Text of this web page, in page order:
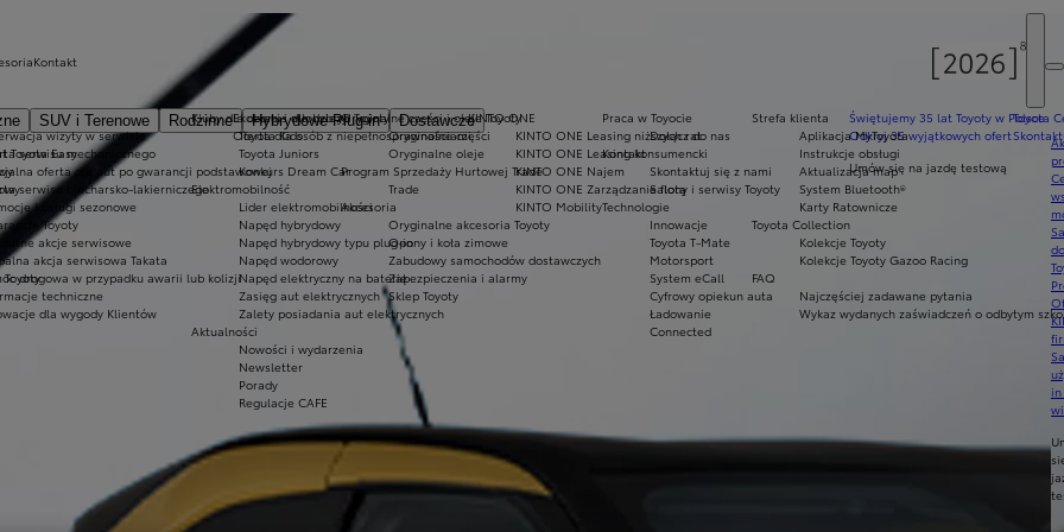
SUV i Terenowe Rodzinne Hybrydowe Plug-in
Dostawcze
Ekobonus dla hybryd Toyoty
Oferta dla osób z niepełnosprawnościami
Świętujemy 35 lat Toyoty w Polsce
Odkryj 35 wyjątkowych ofert
Umów się na jazdę testową
Toyoty
Kluby dla dzieci i młodzieży
Toyota Kids
Toyota Juniors
Konkurs Dream Car
Elektromobilność
Lider elektromobilności
Napęd hybrydowy
Napęd hybrydowy typu plug-in
Napęd wodorowy
Napęd elektryczny na baterię
Zasięg aut elektrycznych
Zalety posiadania aut elektrycznych
Aktualności
Nowości i wydarzenia
Newsletter
Porady
Regulacje CAFE
Praca w Toyocie
Dołącz do nas
Kontakt
Skontaktuj się z nami
Salony i serwisy Toyoty
Technologie
Innowacje
Toyota T-Mate
Motorsport
System eCall
Cyfrowy opiekun auta
Ładowanie
Connected
Toyota
Toyota Easy
KINTO ONE
KINTO ONE Leasing niższych rat
KINTO ONE Leasing konsumencki
KINTO ONE Najem
KINTO ONE Zarządzanie flotą
KINTO Mobility
wizyty w serwisie
serwisu mechanicznego
oferta dla aut po gwarancji podstawowej
serwisu blacharsko-lakierniczego
i usługi sezonowe
Toyoty
akcje serwisowe
akcja serwisowa Takata
drogowa w przypadku awarii lub kolizji
techniczne
dla wygody Klientów
Oryginalne części i oleje Toyoty
Oryginalne części
Oryginalne oleje
Program Sprzedaży Hurtowej Trade
Trade
Akcesoria
Oryginalne akcesoria Toyoty
Opony i koła zimowe
Zabudowy samochodów dostawczych
Zabezpieczenia i alarmy
Sklep Toyoty
Strefa klienta
Aplikacja MyToyota
Instrukcje obsługi
Aktualizacja map
System Bluetooth®
Karty Ratownicze
Toyota Collection
Kolekcje Toyoty
Kolekcje Toyoty Gazoo Racing
FAQ
Najczęściej zadawane pytania
Wykaz wydanych zaświadczeń o odbytym
Kontakt